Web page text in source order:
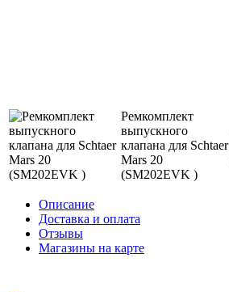
Ремкомплект
выпускного
клапана для Schtaer
Mars 20
(SM202EVK )
Описание
Доставка и оплата
Отзывы
Магазины на карте